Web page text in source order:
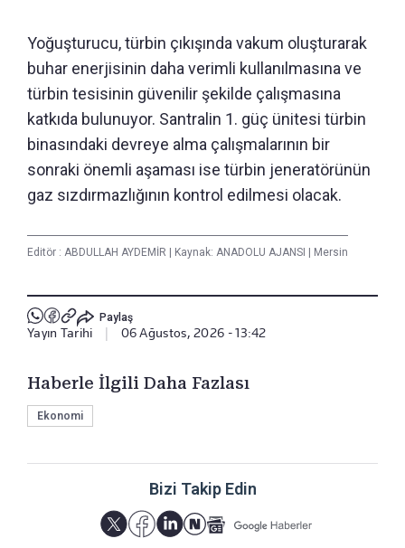
Yoğuşturucu, türbin çıkışında vakum oluşturarak
buhar enerjisinin daha verimli kullanılmasına ve
türbin tesisinin güvenilir şekilde çalışmasına
katkıda bulunuyor. Santralin 1. güç ünitesi türbin
binasındaki devreye alma çalışmalarının bir
sonraki önemli aşaması ise türbin jeneratörünün
gaz sızdırmazlığının kontrol edilmesi olacak.
Editör : ABDULLAH AYDEMİR Kaynak: ANADOLU AJANSI Mersin
Paylaş
Yayın Tarihi 06 Ağustos, 2026 - 13:42
Haberle İlgili Daha Fazlası
Ekonomi
Bizi Takip Edin